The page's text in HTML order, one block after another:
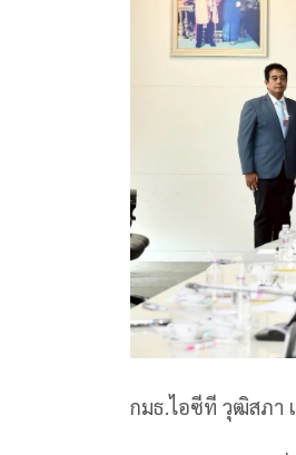
กมธ.ไอซีที วุฒิสภ